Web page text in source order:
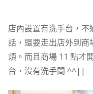
店內設置有洗手台，
話，還要走出店外到
煩。而且商場 11 點才
台，沒有洗手間 ^^||